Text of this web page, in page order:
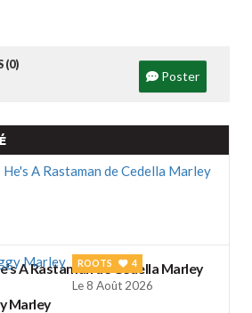
(0)
Poster
A Rastaman de Cedella Marley
ROOTS 4
Le 8 Août 2026
Marley